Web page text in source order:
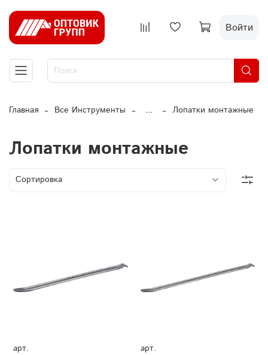
Войти
Главная Все Инструменты ... Лопатки монтажные
Лопатки монтажные
арт.
арт.